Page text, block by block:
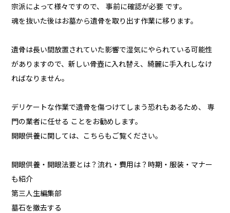
宗派によって様々ですので、 事前に確認が必要 です。
魂を抜いた後はお墓から遺骨を取り出す作業に移ります。
遺骨は長い間放置されていた影響で湿気にやられている可能性
がありますので、新しい骨壺に入れ替え、綺麗に手入れしなけ
ればなりません。
デリケートな作業で遺骨を傷つけてしまう恐れもあるため、 専
門の業者に任せる ことをお勧めします。
開眼供養に関しては、こちらもご覧ください。
開眼供養・開眼法要とは？流れ・費用は？時期・服装・マナー
も紹介
第三人生編集部
墓石を撤去する